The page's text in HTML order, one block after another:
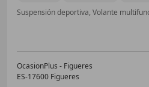
OcasionPlus - Figueres
ES-17600 Figueres